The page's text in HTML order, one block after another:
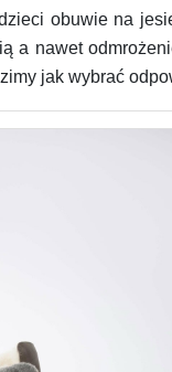
obuwie na
a nawet
jak wybrać